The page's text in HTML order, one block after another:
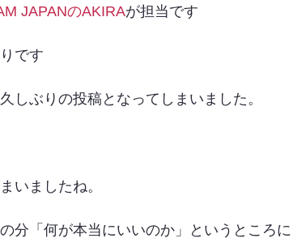
JAPANのAKIRAが担当です
です
しぶりの投稿となってしまいました。
いましたね。
分「何が本当にいいのか」というところに